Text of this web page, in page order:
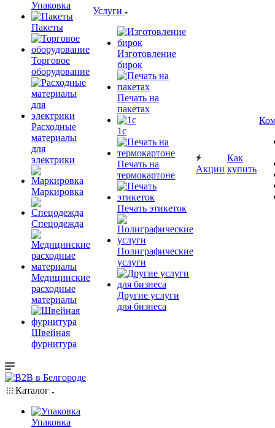
Упаковка
Пакеты
Торговое
оборудование
Расходные
материалы
для
электрики
Маркировка
Спецодежда
Медицинские
расходные
материалы
Швейная
фурнитура
Услуги
Изготовление
бирок
Печать на
пакетах
1c
Печать на
термокартоне
Печать этикеток
Полиграфические
услуги
Другие услуги
для бизнеса
Акции
Как
купить
Каталог
Упаковка